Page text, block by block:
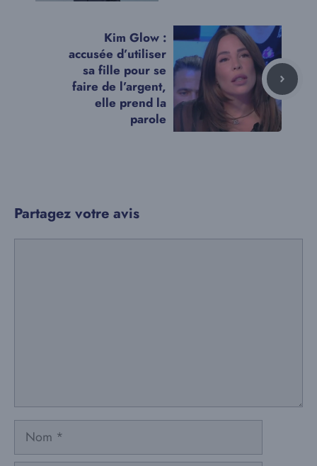
Kim Glow :
accusée d’utiliser
sa fille pour se
faire de l’argent,
elle prend la
parole
Partagez votre avis
Nom